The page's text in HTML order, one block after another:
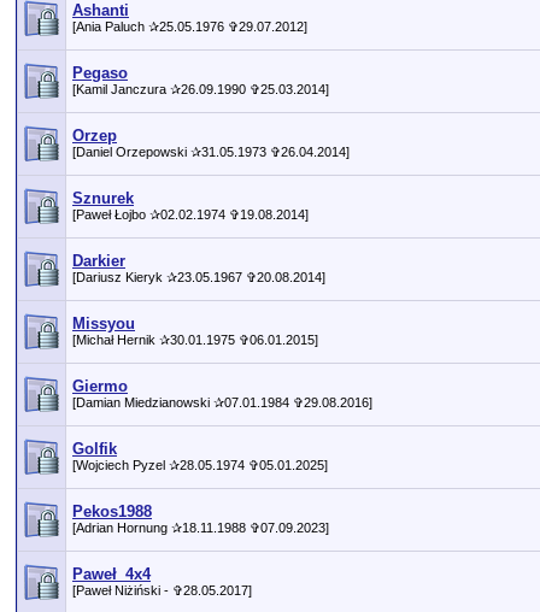
Ashanti
[Ania Paluch ✰25.05.1976 ✞29.07.2012]
Pegaso
[Kamil Janczura ✰26.09.1990 ✞25.03.2014]
Orzep
[Daniel Orzepowski ✰31.05.1973 ✞26.04.2014]
Sznurek
[Paweł Łojbo ✰02.02.1974 ✞19.08.2014]
Darkier
[Dariusz Kieryk ✰23.05.1967 ✞20.08.2014]
Missyou
[Michał Hernik ✰30.01.1975 ✞06.01.2015]
Giermo
[Damian Miedzianowski ✰07.01.1984 ✞29.08.2016]
Golfik
[Wojciech Pyzel ✰28.05.1974 ✞05.01.2025]
Pekos1988
[Adrian Hornung ✰18.11.1988 ✞07.09.2023]
Paweł_4x4
[Paweł Niżiński - ✞28.05.2017]